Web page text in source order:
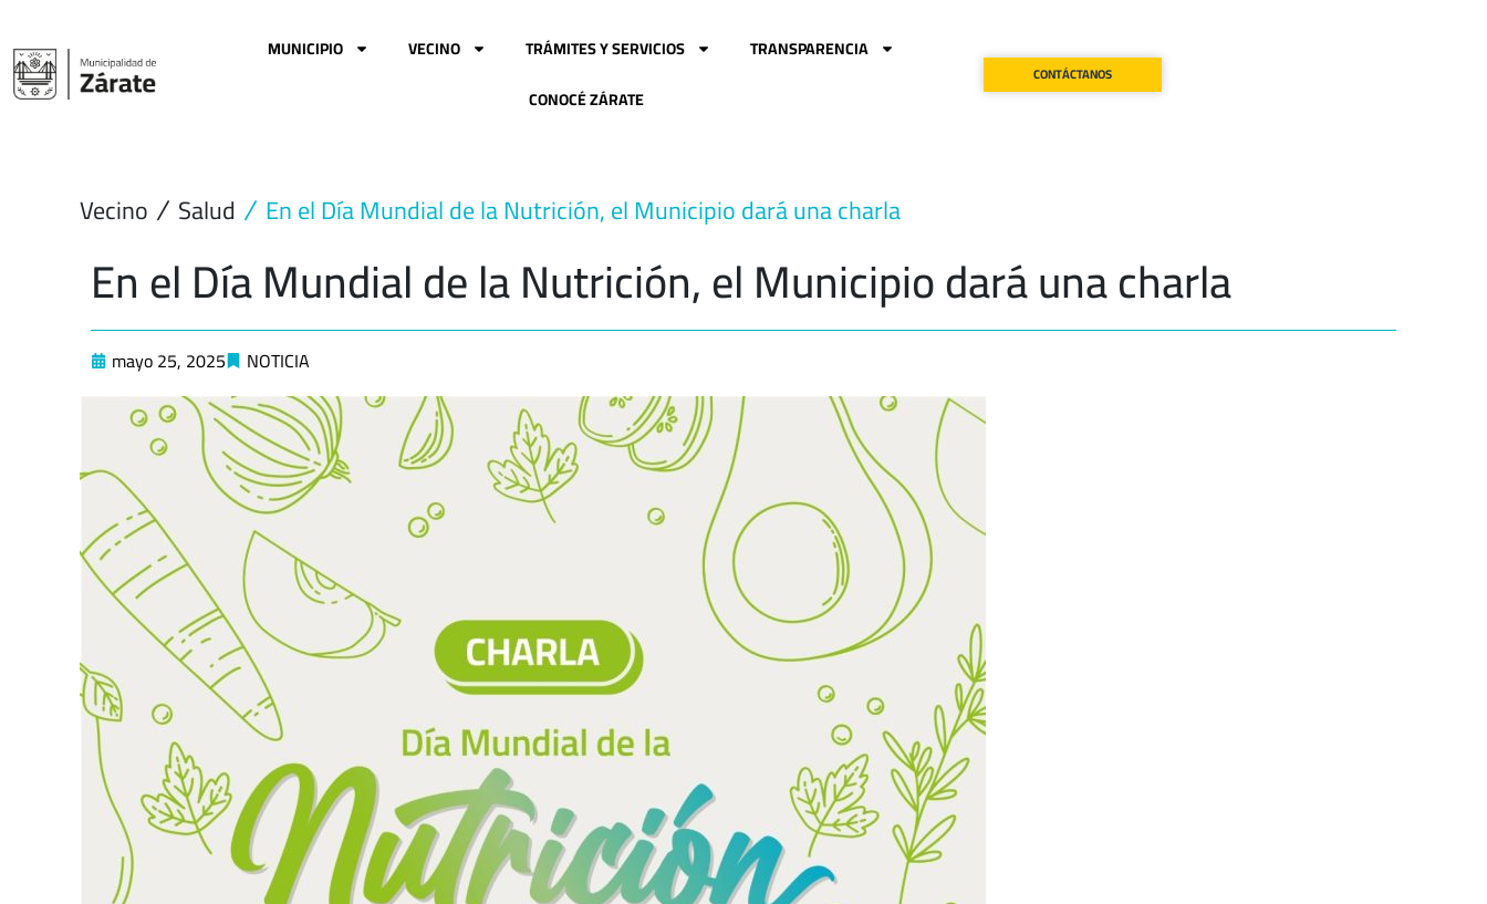
contenido
MUNICIPIO VECINO TRÁMITES Y SERVICIOS
TRANSPARENCIA
CONOCÉ ZÁRATE
CONTÁCTANOS
Vecino Salud En el Día Mundial de la Nutrición, el Municipio dará una charla
En el Día Mundial de la Nutrición, el Municipio dará una charla
mayo 25, 2025 NOTICIA